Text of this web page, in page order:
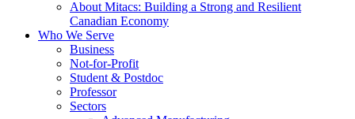
About Mitacs: Building a Strong and Resilient
Canadian Economy
Who We Serve
Business
Not-for-Profit
Student & Postdoc
Professor
Sectors